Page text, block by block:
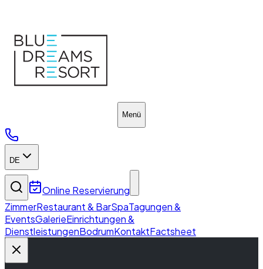
Menü
DE
Online Reservierung
ZimmerRestaurant & BarSpaTagungen &
EventsGalerieEinrichtungen &
DienstleistungenBodrumKontaktFactsheet